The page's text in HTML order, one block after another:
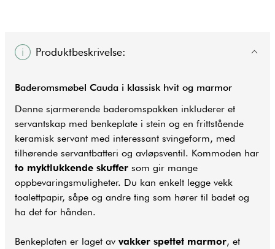
Produktbeskrivelse:
Baderomsmøbel Cauda i klassisk hvit og marmor
Denne sjarmerende baderomspakken inkluderer et
servantskap med benkeplate i stein og en frittstående
keramisk servant med interessant svingeform, med
tilhørende servantbatteri og avløpsventil. Kommoden har
to myktlukkende skuffer som gir mange
oppbevaringsmuligheter. Du kan enkelt legge vekk
toalettpapir, såpe og andre ting som hører til badet og
ha det for hånden.
Benkeplaten er laget av vakker spettet marmor, et